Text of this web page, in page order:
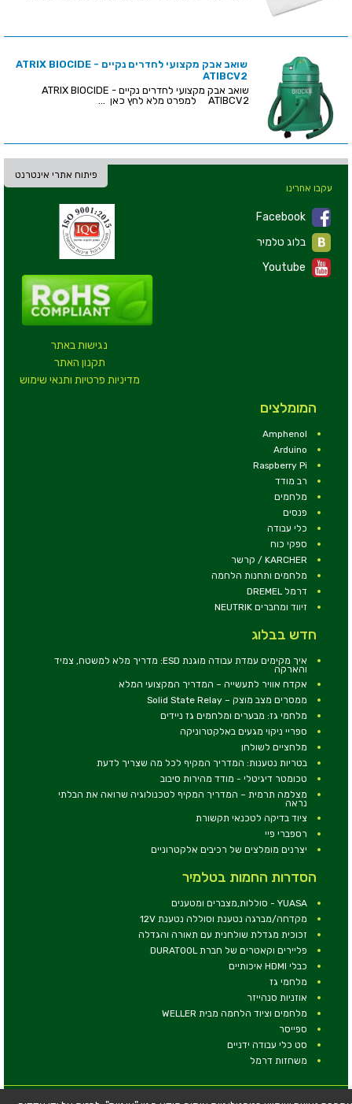
שואב אבק מקצועי לחדרים נקיים - ATRIX BIOCIDE
ATIBCV2
שואב אבק מקצועי לחדרים נקיים - ATRIX BIOCIDE
ATIBCV2 למפרט מלא לחץ כאן ...
פיתוח אתרי אינטרנט
נגישות באתר
תקנון האתר
מדיניות פרטיות ותנאי שימוש
עקבו אחרינו
Facebook
Youtube
המומלצים
Amphenol
Arduino
Raspberry Pi
רב מודד
מלחמים
פנסים
כלי עבודה
ספקי כוח
KARCHER / קרשר
מלחמים ותחנות הלחמה
דרמל DREMEL
זיווד ומחברים NEUTRIK
חדש בבלוג
איך מקימים עמדת עבודה מוגנת ESD: מדריך מלא למשטח, צמיד
והארקה
אקדח אוויר לתעשייה – המדריך המקצועי המלא
ממסרים מצב מוצק – Solid State Relay
מלחמי גז: מבערים ומלחמים גז ניידים
ספריי ניקוי מגעים באלקטרוניקה
מלחציים לשולחן
בטריות נטענות: המדריך המקיף לכל מה שצריך לדעת
טכומטר דיגיטלי - מודד מהירות סיבוב
מצלמה תרמית – המדריך המקיף לטכנולוגיה שרואה את הבלתי
נראה
ציוד בדיקה לטכנאי תקשורת
רספברי פיי
יצרנים מומלצים של רכיבים אלקטרוניים
הסדרות החמות בטלמיר
YUASA - סוללות,מצברים ומטענים
מקדחה/מברגה נטענת וסוללה נטענת 12V
זכוכית מגדלת שולחנית עם תאורה והגדלה
פליירים וקאטרים של חברת DURATOOL
כבלי HDMI איכותיים
מלחמי גז
אוזניות סנהייזר
מלחמים וציוד הלחמה מבית WELLER
ספייסר
סט כלי עבודה ידניים
משחזות דרמל
© כל הזכויות שמורות - טלמיר אלקטרוניקה בע''מ